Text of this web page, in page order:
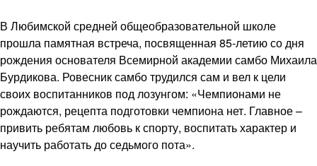
В Любимской средней общеобразовательной школе
прошла памятная встреча, посвященная 85-летию со дня
рождения основателя Всемирной академии самбо Михаила
Бурдикова. Ровесник самбо трудился сам и вел к цели
своих воспитанников под лозунгом: «Чемпионами не
рождаются, рецепта подготовки чемпиона нет. Главное –
привить ребятам любовь к спорту, воспитать характер и
научить работать до седьмого пота».